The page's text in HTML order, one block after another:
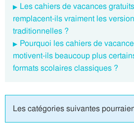
Les cahiers de vacances
remplacent-ils vraiment les
traditionnelles ?
Pourquoi les cahiers de
motivent-ils beaucoup plus
formats scolaires classiques ?
Les catégories suivantes